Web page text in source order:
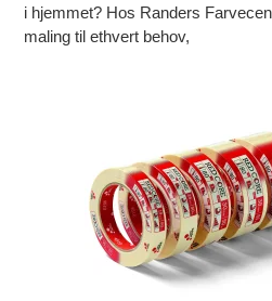
i hjemmet? Hos Randers
maling til ethvert behov,